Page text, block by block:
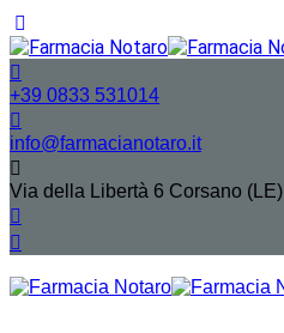
+39 0833 531014
info@farmacianotaro.it
Via della Libertà 6 Corsano (LE)